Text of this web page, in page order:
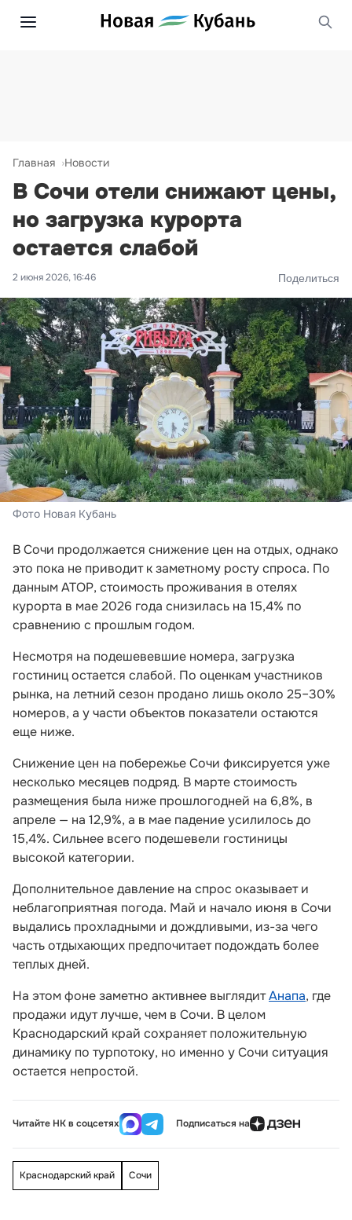
Главная Новости
В Сочи отели снижают цены,
но загрузка курорта
остается слабой
2 июня 2026, 16:46 Поделиться
Фото Новая Кубань
В Сочи продолжается снижение цен на отдых, однако
это пока не приводит к заметному росту спроса. По
данным АТОР, стоимость проживания в отелях
курорта в мае 2026 года снизилась на 15,4% по
сравнению с прошлым годом.
Несмотря на подешевевшие номера, загрузка
гостиниц остается слабой. По оценкам участников
рынка, на летний сезон продано лишь около 25–30%
номеров, а у части объектов показатели остаются
еще ниже.
Снижение цен на побережье Сочи фиксируется уже
несколько месяцев подряд. В марте стоимость
размещения была ниже прошлогодней на 6,8%, в
апреле — на 12,9%, а в мае падение усилилось до
15,4%. Сильнее всего подешевели гостиницы
высокой категории.
Дополнительное давление на спрос оказывает и
неблагоприятная погода. Май и начало июня в Сочи
выдались прохладными и дождливыми, из-за чего
часть отдыхающих предпочитает подождать более
теплых дней.
На этом фоне заметно активнее выглядитАнапа, где
продажи идут лучше, чем в Сочи. В целом
Краснодарский край сохраняет положительную
динамику по турпотоку, но именно у Сочи ситуация
остается непростой.
Читайте НК в соцсетях Подписаться на
Краснодарский край Сочи